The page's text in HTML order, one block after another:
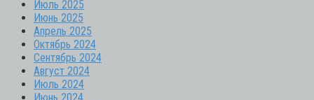
Июль 2025
Июнь 2025
Апрель 2025
Октябрь 2024
Сентябрь 2024
Август 2024
Июль 2024